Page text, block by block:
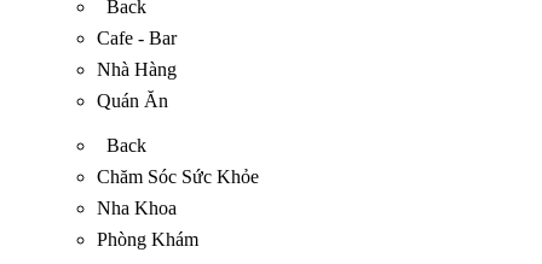
Back
Cafe - Bar
Nhà Hàng
Quán Ăn
Back
Chăm Sóc Sức Khỏe
Nha Khoa
Phòng Khám